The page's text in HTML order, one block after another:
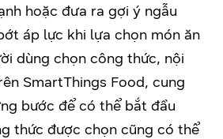
hoặc đưa ra gợi ý ngẫu
áp lực khi lựa chọn món ăn
dùng chọn công thức, nội
SmartThings Food, cung
bước để có thể bắt đầu
thức được chọn cũng có thể